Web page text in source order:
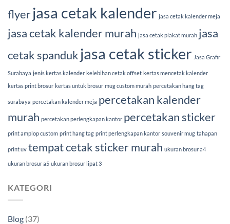
flyerjasa cetak kalender jasa cetak kalender meja
jasa cetak kalender murah jasa cetak plakat murah jasa
cetak spanduk jasa cetak sticker Jasa Grafir
Surabaya jenis kertas kalender kelebihan cetak offset kertas mencetak kalender
kertas print brosur kertas untuk brosur mug custom murah percetakan hang tag
surabaya percetakan kalender meja percetakan kalender
murah percetakan perlengkapan kantor percetakan sticker
print amplop custom print hang tag print perlengkapan kantor souvenir mug tahapan
print uv tempat cetak sticker murah ukuran brosur a4
ukuran brosur a5 ukuran brosur lipat 3
KATEGORI
Blog (37)